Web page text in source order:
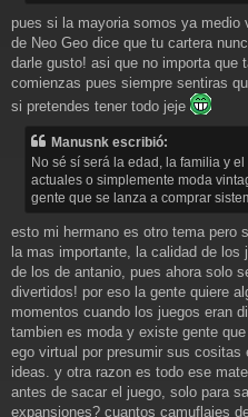
pues si la mayoria somos ya
de Neo Geo dice que tu cartera
darle gusto! asi que no importa que
comienzas pues siempre sentiras
si pretendes tener todo jeje
Manusnk escribió:
No sé sí será la edad, la familia y
actuales o simplemente moda
gente que se lanza a comprar
esto mi hermano es otro tema pero
la mas importante, la calidad de
de los de antanio, pues ahora solo
divertidos! por eso la gente quiere
momentos cuando los juegos eran
tambien es moda y existe gente
ego virtual por presumir sus cositas
ideas. y otra razon es todo ese
antes de sacar el juego, solo para
expansiones? cuantos camuflajes